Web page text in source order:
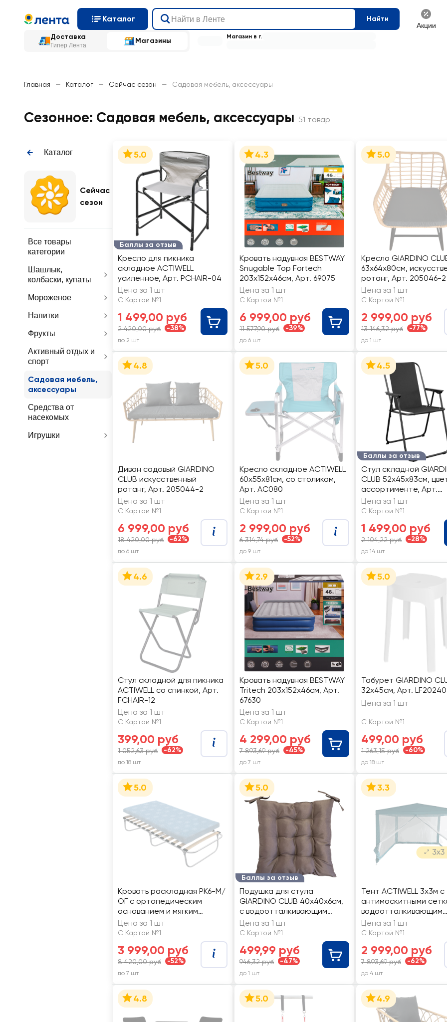
Каталог Найти
Акции
Доставка
Гипер Лента
Магазины Магазин в г.
Главная — Каталог — Сейчас сезон — Садовая мебель, аксессуары
Сезонное: Садовая мебель, аксессуары 51 товар
Каталог
Сейчас
сезон
Все товары
категории
Шашлык,
колбаски, купаты
Мороженое
Напитки
Фрукты
Активный отдых и
спорт
Садовая мебель,
аксессуары
Средства от
насекомых
Игрушки
Баллы за отзыв
5.0
Кресло для пикника
складное ACTIWELL
усиленное, Арт. PCHAIR-04
Цена за 1 шт
С Картой №1
1 499,00 руб
2 420,00 руб -38%
до 2 шт
4.3
Кровать надувная BESTWAY
Snugable Top Fortech
203х152х46см, Арт. 69075
Цена за 1 шт
С Картой №1
6 999,00 руб
11 577,90 руб -39%
до 6 шт
5.0
Кресло GIARDINO
63х64х80см,
ротанг, Арт. 205046-2
Цена за 1 шт
С Картой №1
2 999,00 руб
13 146,32 руб -77%
до 1 шт
4.8
Диван садовый GIARDINO
CLUB искусственный
ротанг, Арт. 205044-2
Цена за 1 шт
С Картой №1
6 999,00 руб
18 420,00 руб -62%
до 6 шт
5.0
Кресло складное ACTIWELL
60х55х81см, со столиком,
Арт. AC080
Цена за 1 шт
С Картой №1
2 999,00 руб
6 314,74 руб -52%
до 9 шт
Баллы за отзыв
4.5
Стул складной
CLUB 52x45x83см,
ассортименте, Арт.
LF202401
Цена за 1 шт
С Картой №1
1 499,00 руб
2 104,22 руб -28%
до 14 шт
4.6
Стул складной для пикника
ACTIWELL со спинкой, Арт.
FCHAIR-12
Цена за 1 шт
С Картой №1
399,00 руб
1 052,63 руб -62%
до 18 шт
2.9
Кровать надувная BESTWAY
Tritech 203х152х46см, Арт.
67630
Цена за 1 шт
С Картой №1
4 299,00 руб
7 893,69 руб -45%
до 7 шт
5.0
Табурет GIARDINO
32x45см, Арт.
Цена за 1 шт
С Картой №1
499,00 руб
1 263,15 руб -60%
до 18 шт
5.0
Кровать раскладная РК6-М/
ОГ с ортопедическим
основанием и мягким
матрасом
Цена за 1 шт
С Картой №1
3 999,00 руб
8 420,00 руб -52%
до 7 шт
Баллы за отзыв
5.0
Подушка для стула
GIARDINO CLUB 40х40х6см,
с водоотталкивающим
покрытием, в
ассортименте, Арт. BR-001
Цена за 1 шт
С Картой №1
499,99 руб
946,32 руб -47%
до 1 шт
3.3
Тент ACTIWELL 3x3м с
антимоскитными
водоотталкивающим
покрытием, Арт.
Цена за 1 шт
С Картой №1
2 999,00 руб
7 893,69 руб -62%
до 4 шт
4.8 5.0 4.9